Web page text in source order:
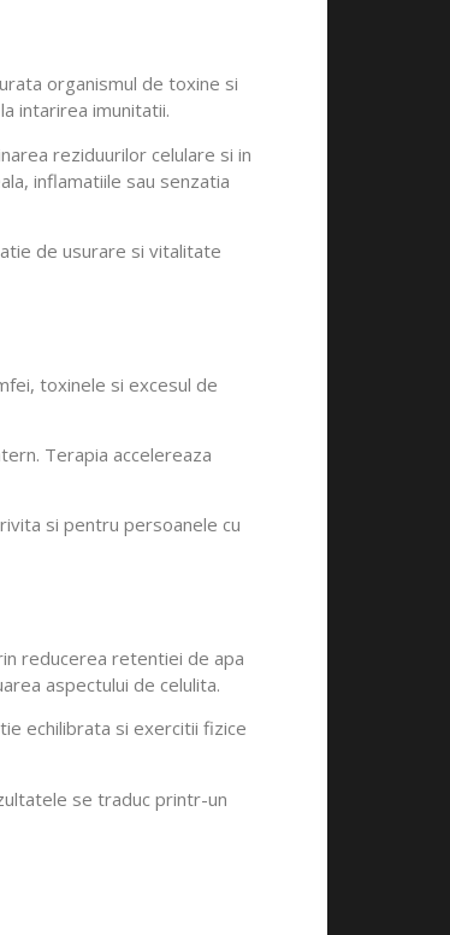
organismul de toxine si
intarirea imunitatii.
reziduurilor celulare si in
inflamatiile sau senzatia
de usurare si vitalitate
toxinele si excesul de
Terapia accelereaza
si pentru persoanele cu
reducerea retentiei de apa
aspectului de celulita.
echilibrata si exercitii fizice
se traduc printr-un